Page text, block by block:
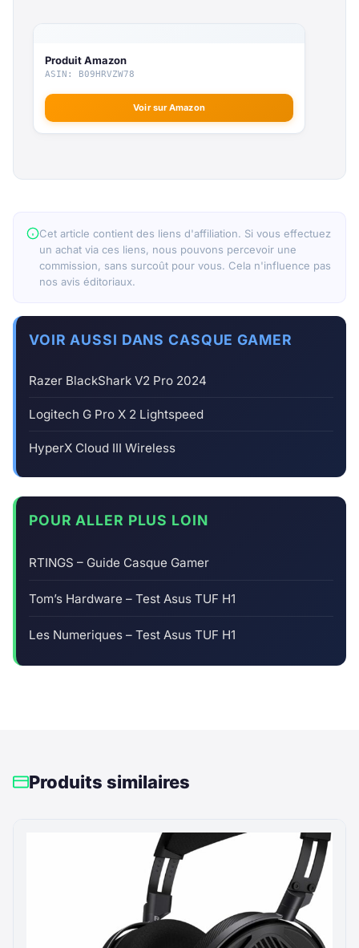
Produit Amazon
ASIN: B09HRVZW78
Voir sur Amazon
Cet article contient des liens d'affiliation. Si vous effectuez
un achat via ces liens, nous pouvons percevoir une
commission, sans surcoût pour vous. Cela n'influence pas
nos avis éditoriaux.
VOIR AUSSI DANS CASQUE GAMER
Razer BlackShark V2 Pro 2024
Logitech G Pro X 2 Lightspeed
HyperX Cloud III Wireless
POUR ALLER PLUS LOIN
RTINGS – Guide Casque Gamer
Tom’s Hardware – Test Asus TUF H1
Les Numeriques – Test Asus TUF H1
Produits similaires